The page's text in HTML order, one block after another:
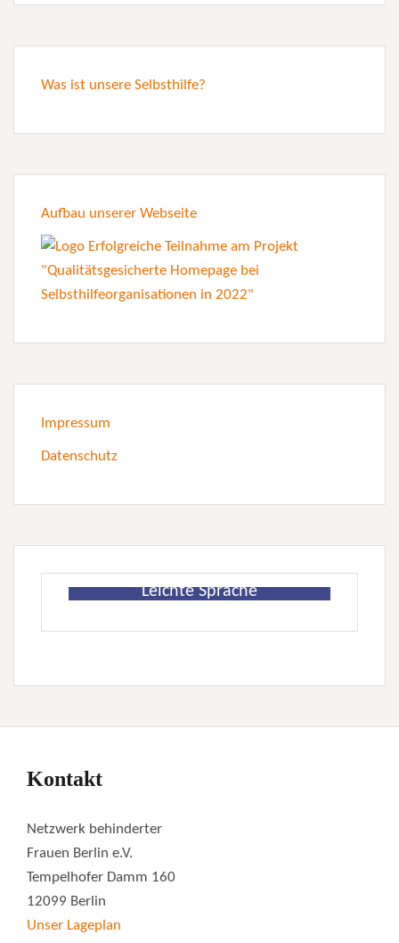
Was ist unsere Selbsthilfe?
Aufbau unserer Webseite
Impressum
Datenschutz
Leichte Sprache
Kontakt
Netzwerk behinderter
Frauen Berlin e.V.
Tempelhofer Damm 160
12099 Berlin
Unser Lageplan